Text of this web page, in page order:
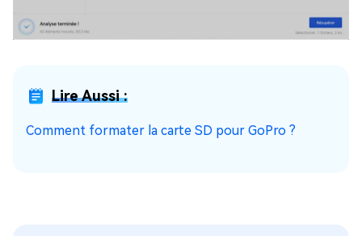
Lire Aussi :
Comment formater la carte SD pour GoPro ?